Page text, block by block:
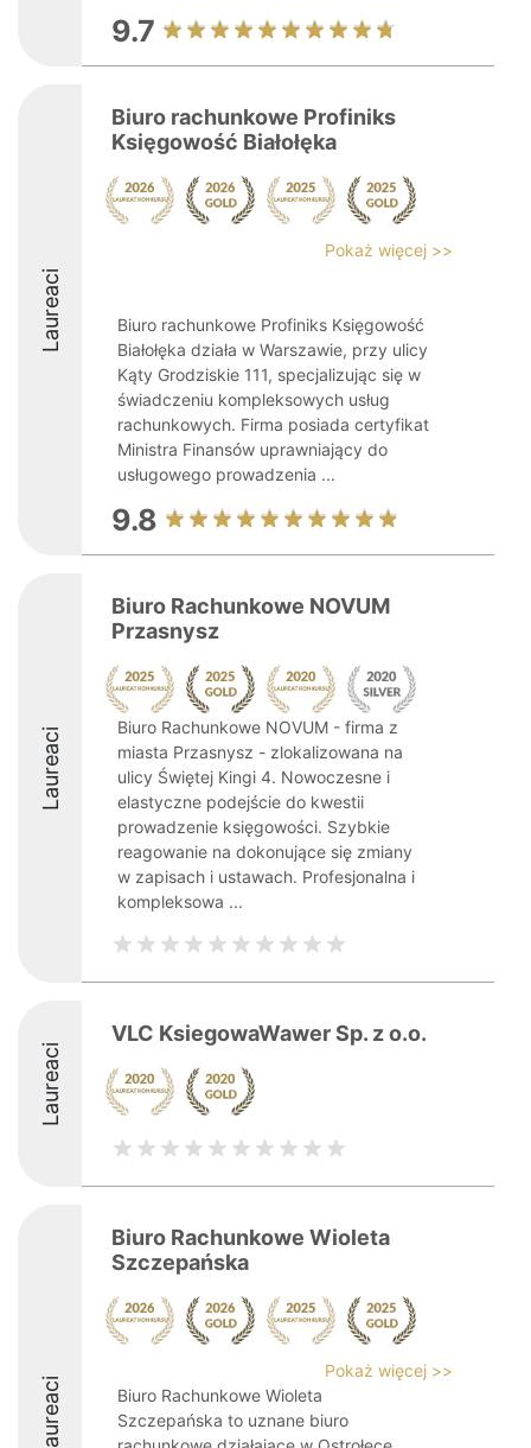
9.7
Laureaci
Biuro rachunkowe Profiniks
Księgowość Białołęka
Pokaż więcej >>
Biuro rachunkowe Profiniks Księgowość
Białołęka działa w Warszawie, przy ulicy
Kąty Grodziskie 111, specjalizując się w
świadczeniu kompleksowych usług
rachunkowych. Firma posiada certyfikat
Ministra Finansów uprawniający do
usługowego prowadzenia ...
9.8
Laureaci
Biuro Rachunkowe NOVUM
Przasnysz
Biuro Rachunkowe NOVUM - firma z
miasta Przasnysz - zlokalizowana na
ulicy Świętej Kingi 4. Nowoczesne i
elastyczne podejście do kwestii
prowadzenie księgowości. Szybkie
reagowanie na dokonujące się zmiany
w zapisach i ustawach. Profesjonalna i
kompleksowa ...
Laureaci
VLC KsiegowaWawer Sp. z o.o.
Laureaci
Biuro Rachunkowe Wioleta
Szczepańska
Pokaż więcej >>
Biuro Rachunkowe Wioleta
Szczepańska to uznane biuro